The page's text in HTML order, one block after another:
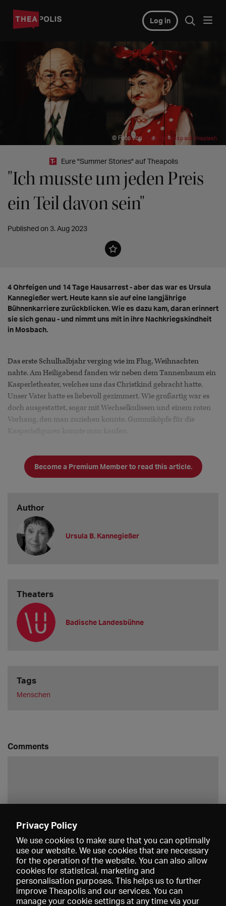
Log in
© Foto von Pablo Hermoso auf Unsplash
Eure "Summer Stories" auf Theapolis
"Ich musste um jeden Preis
ein Teil davon sein"
Published on 3. Aug 2023
4 Ohrfeigen und 14 Tage Hausarrest - aber das war es Ursula
Kannegießer wert. Heute kann sie auf eine langjährige
Bühnenkarriere zurückblicken. Wie es dazu kam, daran erinnert
sie sich genau - und nimmt uns mit in ihre Nachkriegskindheit
in Mosbach.
Das erste Schulhalbjahr verging wie im Flug, Weihnachten
nahte. Am Heiligabend fanden wir neben dem Tannenbaum ein
Kasperletheater, welches uns das Christkind gebracht hatte.
Unser Vater hatte es liebevoll gezimmert. Wie großartig war es
doch ausgestattet, sogar mit Wechselkulissen und einem roten
Vorhang, den man zuziehen konnte. Gummiköpfe für die
Job einer Kostümschneiderin ausgeübt. Die Kostüme fürs
Kasperle, den Seppel, die Gretel, die
Become a Premium Member to read this article.
Author
Ursula B. Kannegießer
Theaters
Badische Landesbühne
Tags
Menschen
Comments
Privacy Policy
We use cookies to make sure that you can optimally
use our website. We use cookies that are necessary
for the operation of the website. You can also allow
cookies for statistical, marketing and
personalisation purposes. This helps us to further
improve Theapolis and our services. You can
manage your cookie settings at any time via your